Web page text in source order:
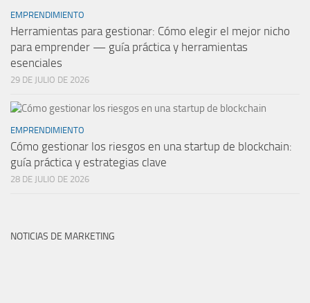
EMPRENDIMIENTO
Herramientas para gestionar: Cómo elegir el mejor nicho
para emprender — guía práctica y herramientas
esenciales
29 DE JULIO DE 2026
EMPRENDIMIENTO
Cómo gestionar los riesgos en una startup de blockchain:
guía práctica y estrategias clave
28 DE JULIO DE 2026
NOTICIAS DE MARKETING